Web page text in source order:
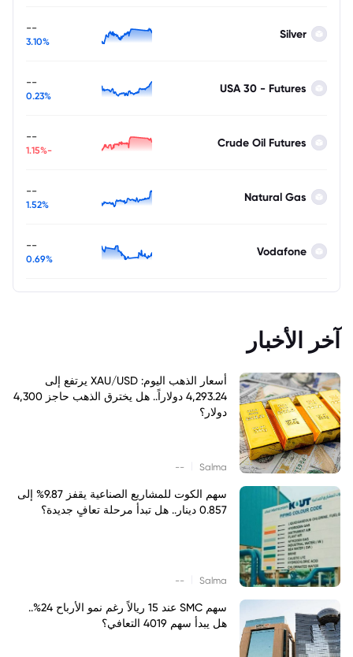
Silver
--
3.10%
USA 30 - Futures
--
0.23%
Crude Oil Futures
--
-1.15%
Natural Gas
--
1.52%
Vodafone
--
0.69%
آخر الأخبار
أسعار الذهب اليوم: XAU/USD يرتفع إلى
4,293.24 دولاراً.. هل يخترق الذهب حاجز 4,300
دولار؟
Salma
--
سهم الكوت للمشاريع الصناعية يقفز 9.87% إلى
0.857 دينار.. هل تبدأ مرحلة تعافٍ جديدة؟
Salma
--
سهم SMC عند 15 ريالاً رغم نمو الأرباح 24%..
هل يبدأ سهم 4019 التعافي؟